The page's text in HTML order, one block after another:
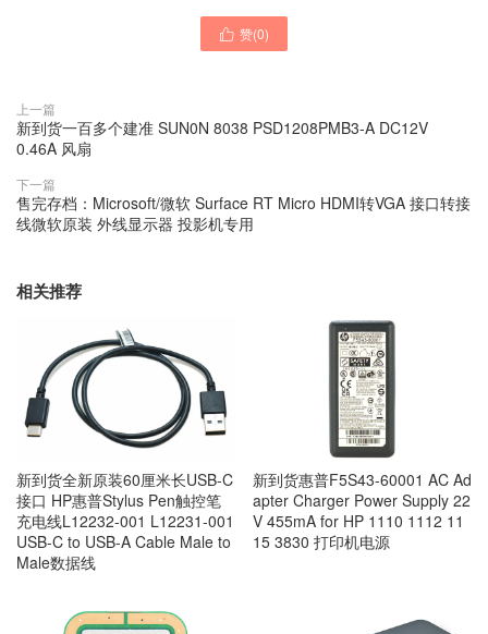
 赞(0)
上一篇
新到货一百多个建准 SUN0N 8038 PSD1208PMB3-A DC12V
0.46A 风扇
下一篇
售完存档：Microsoft/微软 Surface RT Micro HDMI转VGA 接口转接
线微软原装 外线显示器 投影机专用
相关推荐
新到货全新原装60厘米长USB-C
接口 HP惠普Stylus Pen触控笔
充电线L12232-001 L12231-001
USB-C to USB-A Cable Male to
Male数据线
新到货惠普F5S43-60001 AC Ad
apter Charger Power Supply 22
V 455mA for HP 1110 1112 11
15 3830 打印机电源